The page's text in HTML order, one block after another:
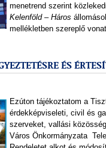
menetrend szerint
Kelenföld – Háros
mellékletben szereplő
ÉS
Ezúton tájékoztatom a
érdekképviseleti, civil és
szerveket, vallási
Város Önkormányzata